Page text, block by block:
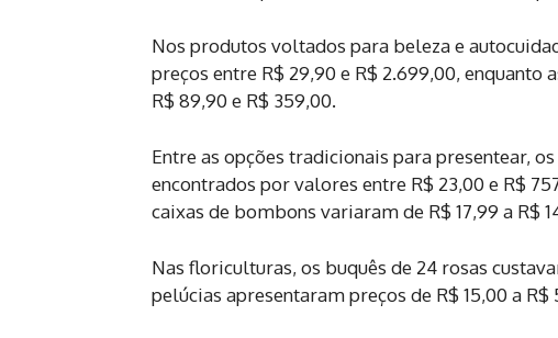
Nos produtos voltados para beleza e
preços entre R$ 29,90 e R$ 2.699,00,
R$ 89,90 e R$ 359,00.
Entre as opções tradicionais para presentear,
encontrados por valores entre R$ 23,00 e R$
caixas de bombons variaram de R$ 17,99 a R$
Nas floriculturas, os buquês de 24 rosas
pelúcias apresentaram preços de R$ 15,00 a R$